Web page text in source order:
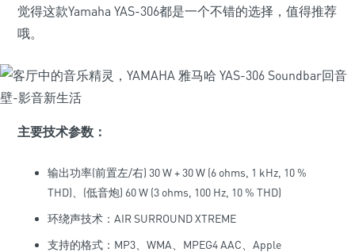
觉得这款Yamaha YAS-306都是一个不错的选择，值得推荐
哦。
主要技术参数：
输出功率(前置左/右) 30 W + 30 W (6 ohms, 1 kHz, 10 %
THD)、(低音炮) 60 W (3 ohms, 100 Hz, 10 % THD)
环绕声技术：AIR SURROUND XTREME
支持的格式：MP3、WMA、MPEG4 AAC、Apple